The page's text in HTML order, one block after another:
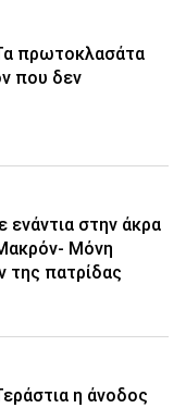
πρωτοκλασάτα
που δεν
ενάντια στην άκρα
Μόνη
της πατρίδας
η άνοδος